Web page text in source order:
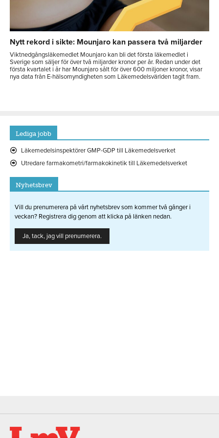
Nytt rekord i sikte: Mounjaro kan passera två miljarder
Viktnedgångsläkemedlet Mounjaro kan bli det första läkemedlet i
Sverige som säljer för över två miljarder kronor per år. Redan under det
första kvartalet i år har Mounjaro sålt för över 600 miljoner kronor, visar
nya data från E-hälsomyndigheten som Läkemedelsvärlden tagit fram.
Lediga jobb
Läkemedelsinspektörer GMP-GDP till Läkemedelsverket
Utredare farmakometri/farmakokinetik till Läkemedelsverket
Nyhetsbrev
Vill du prenumerera på vårt nyhetsbrev som kommer två gånger i
veckan? Registrera dig genom att klicka på länken nedan.
Ja, tack, jag vill prenumerera.